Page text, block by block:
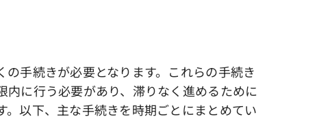
の手続きが必要となります。これらの手続き
内に行う必要があり、滞りなく進めるために
。以下、主な手続きを時期ごとにまとめてい